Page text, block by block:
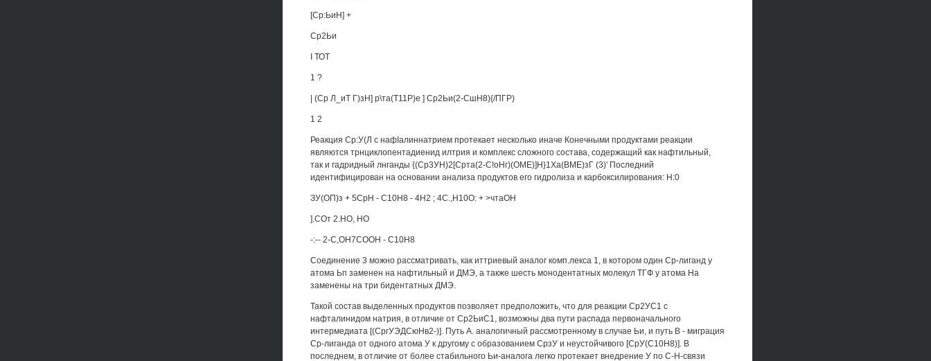
[Ср:ЬиН] +
Ср2Ьи
I ТОТ
1 ?
| (Ср Л_иТ Г)зН] р\та(Т11Р)е ] Ср2Ьи(2-СшН8){/ПГР)
1 2
Реакция Ср:У(Л с нафIалиннатрием протекает несколько иначе Конечными продуктами реакции
являются трнциклопентадиенид илтрия и комплекс сложного состава, содержащий как нафтильный,
так и гадридный лнганды {(Ср3УН)2[Срта(2-С!оНг)(ОМЕ)]Н}1Ха(ВМЕ)зГ (3)' Последний
идентифицирован на основании анализа продуктов его гидролиза и карбоксилирования: Н:0
ЗУ(ОП)з + 5СрН - С10Н8 - 4Н2 ; 4С.,Н10О: + >чтаОН
].СОт 2.НО, НО
-:-- 2-С,ОН7СООН - С10Н8
Соединение 3 можно рассматривать, как иттриевый аналог комп.лекса 1, в котором один Ср-лиганд у
атома Ьп заменен на нафтильный и ДМЭ, а также шесть монодентатных молекул ТГФ у атома На
заменены на три бидентатных ДМЭ.
Такой состав выделенных продуктов позволяет предположить, что для реакции Ср2УС1 с
нафталинидом натрия, в отличие от Ср2ЬиС1, возможны два пути распада первоначального
интермедиата [(СргУЭДСюНв2-)]. Путь А. аналогичный рассмотренному в случае Ьи, и путь В - миграция
Ср-лиганда от одного атома У к другому с образованием СрзУ и неустойчивого [СрУ(С10Н8)]. В
последнем, в отличие от более стабильного Ьи-аналога легко протекает внедрение У по С-Н-связи